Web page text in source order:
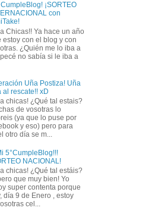
CumpleBlog! ¡SORTEO
con
Chicas!! Ya hace un año
estoy con el blog y con
¿Quién me lo iba a
no sabía si le iba a
Uña Postiza! Uña
al rescate!! xD
chicas! ¿Qué tal estais?
de vosotras lo
(ya que lo puse por
y eso) pero para
otro día se m...
5°CumpleBlog!!!
NACIONAL!
chicas! ¿Qué tal estáis?
que muy bien! Yo
super contenta porque
día 9 de Enero , estoy
cel...